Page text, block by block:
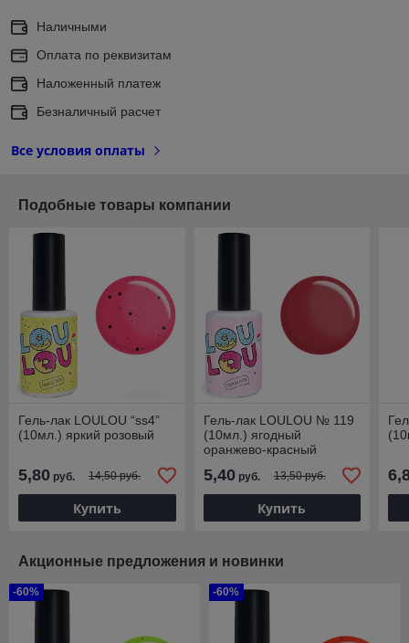
Наличными
Оплата по реквизитам
Наложенный платеж
Безналичный расчет
Все условия оплаты
Подобные товары компании
Гель-лак LOULOU “ss4”
(10мл.) яркий розовый
5,80 руб. 14,50 руб.
Купить
Гель-лак LOULOU № 119
(10мл.) ягодный
оранжево-красный
5,40руб. 13,50 руб.
Купить
Акционные предложения и новинки
-60% -60%